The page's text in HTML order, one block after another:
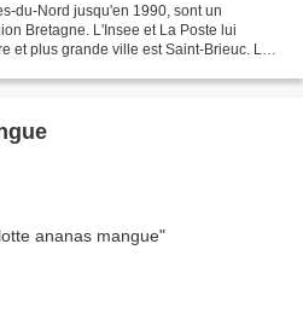
du-Nord jusqu'en 1990, sont un
Bretagne. L'Insee et La Poste lui
et plus grande ville est Saint-Brieuc. Les